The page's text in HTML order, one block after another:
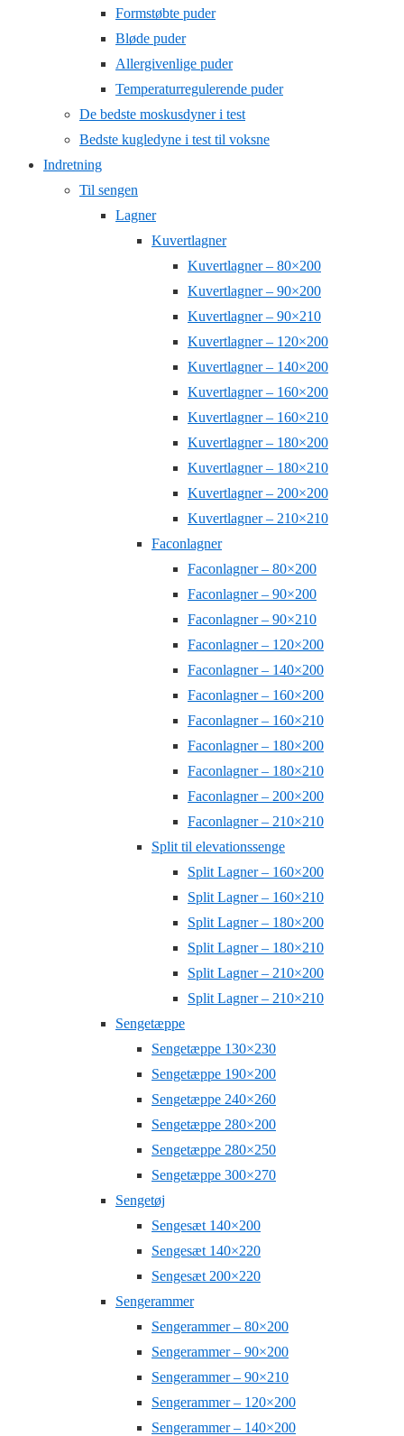
Formstøbte puder
Bløde puder
Allergivenlige puder
Temperaturregulerende puder
De bedste moskusdyner i test
Bedste kugledyne i test til voksne
Indretning
Til sengen
Lagner
Kuvertlagner
Kuvertlagner – 80×200
Kuvertlagner – 90×200
Kuvertlagner – 90×210
Kuvertlagner – 120×200
Kuvertlagner – 140×200
Kuvertlagner – 160×200
Kuvertlagner – 160×210
Kuvertlagner – 180×200
Kuvertlagner – 180×210
Kuvertlagner – 200×200
Kuvertlagner – 210×210
Faconlagner
Faconlagner – 80×200
Faconlagner – 90×200
Faconlagner – 90×210
Faconlagner – 120×200
Faconlagner – 140×200
Faconlagner – 160×200
Faconlagner – 160×210
Faconlagner – 180×200
Faconlagner – 180×210
Faconlagner – 200×200
Faconlagner – 210×210
Split til elevationssenge
Split Lagner – 160×200
Split Lagner – 160×210
Split Lagner – 180×200
Split Lagner – 180×210
Split Lagner – 210×200
Split Lagner – 210×210
Sengetæppe
Sengetæppe 130×230
Sengetæppe 190×200
Sengetæppe 240×260
Sengetæppe 280×200
Sengetæppe 280×250
Sengetæppe 300×270
Sengetøj
Sengesæt 140×200
Sengesæt 140×220
Sengesæt 200×220
Sengerammer
Sengerammer – 80×200
Sengerammer – 90×200
Sengerammer – 90×210
Sengerammer – 120×200
Sengerammer – 140×200